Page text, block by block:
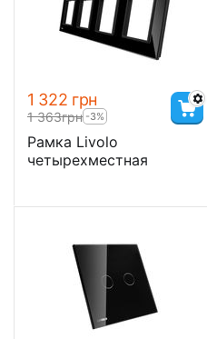
1 322 грн
1 363грн -3%
Рамка Livolo
четырехместная